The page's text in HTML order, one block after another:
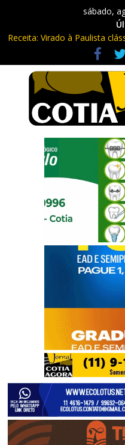
sábado,
Receita: Virado à Paulista
Ladrão de farmácia e
Vargem Grande Paulista
Cine Sustentável traz
para Vargem Grande
WhatsApp vai parar de
setembro
São Roque